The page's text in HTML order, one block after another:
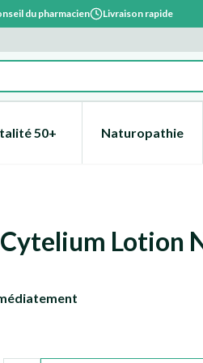
du pharmacien Livraison rapide
Régime, alimentation &
pour la catégorie
50+
Afficher le sous-menu pour la
Naturopathie
Afficher
Lotion